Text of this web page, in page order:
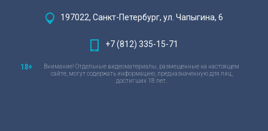
197022, Санкт-Петербург, ул. Чапыгина, 6
+7 (812) 335-15-71
Внимание! Отдельные видеоматериалы, размещенные на настоящем
сайте, могут содержать информацию, предназначенную для лиц,
достигших 18 лет.